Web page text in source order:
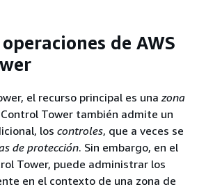
de AWS
el recurso principal es una zona
Control Tower también admite un
los controles, que a veces se
de protección. Sin embargo, en el
Tower, puede administrar los
en el contexto de una zona de